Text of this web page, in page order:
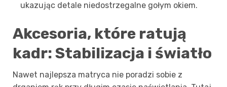
ukazując detale niedostrzegalne gołym okiem.
Akcesoria, które ratują
kadr: Stabilizacja i światło
Nawet najlepsza matryca nie poradzi sobie z